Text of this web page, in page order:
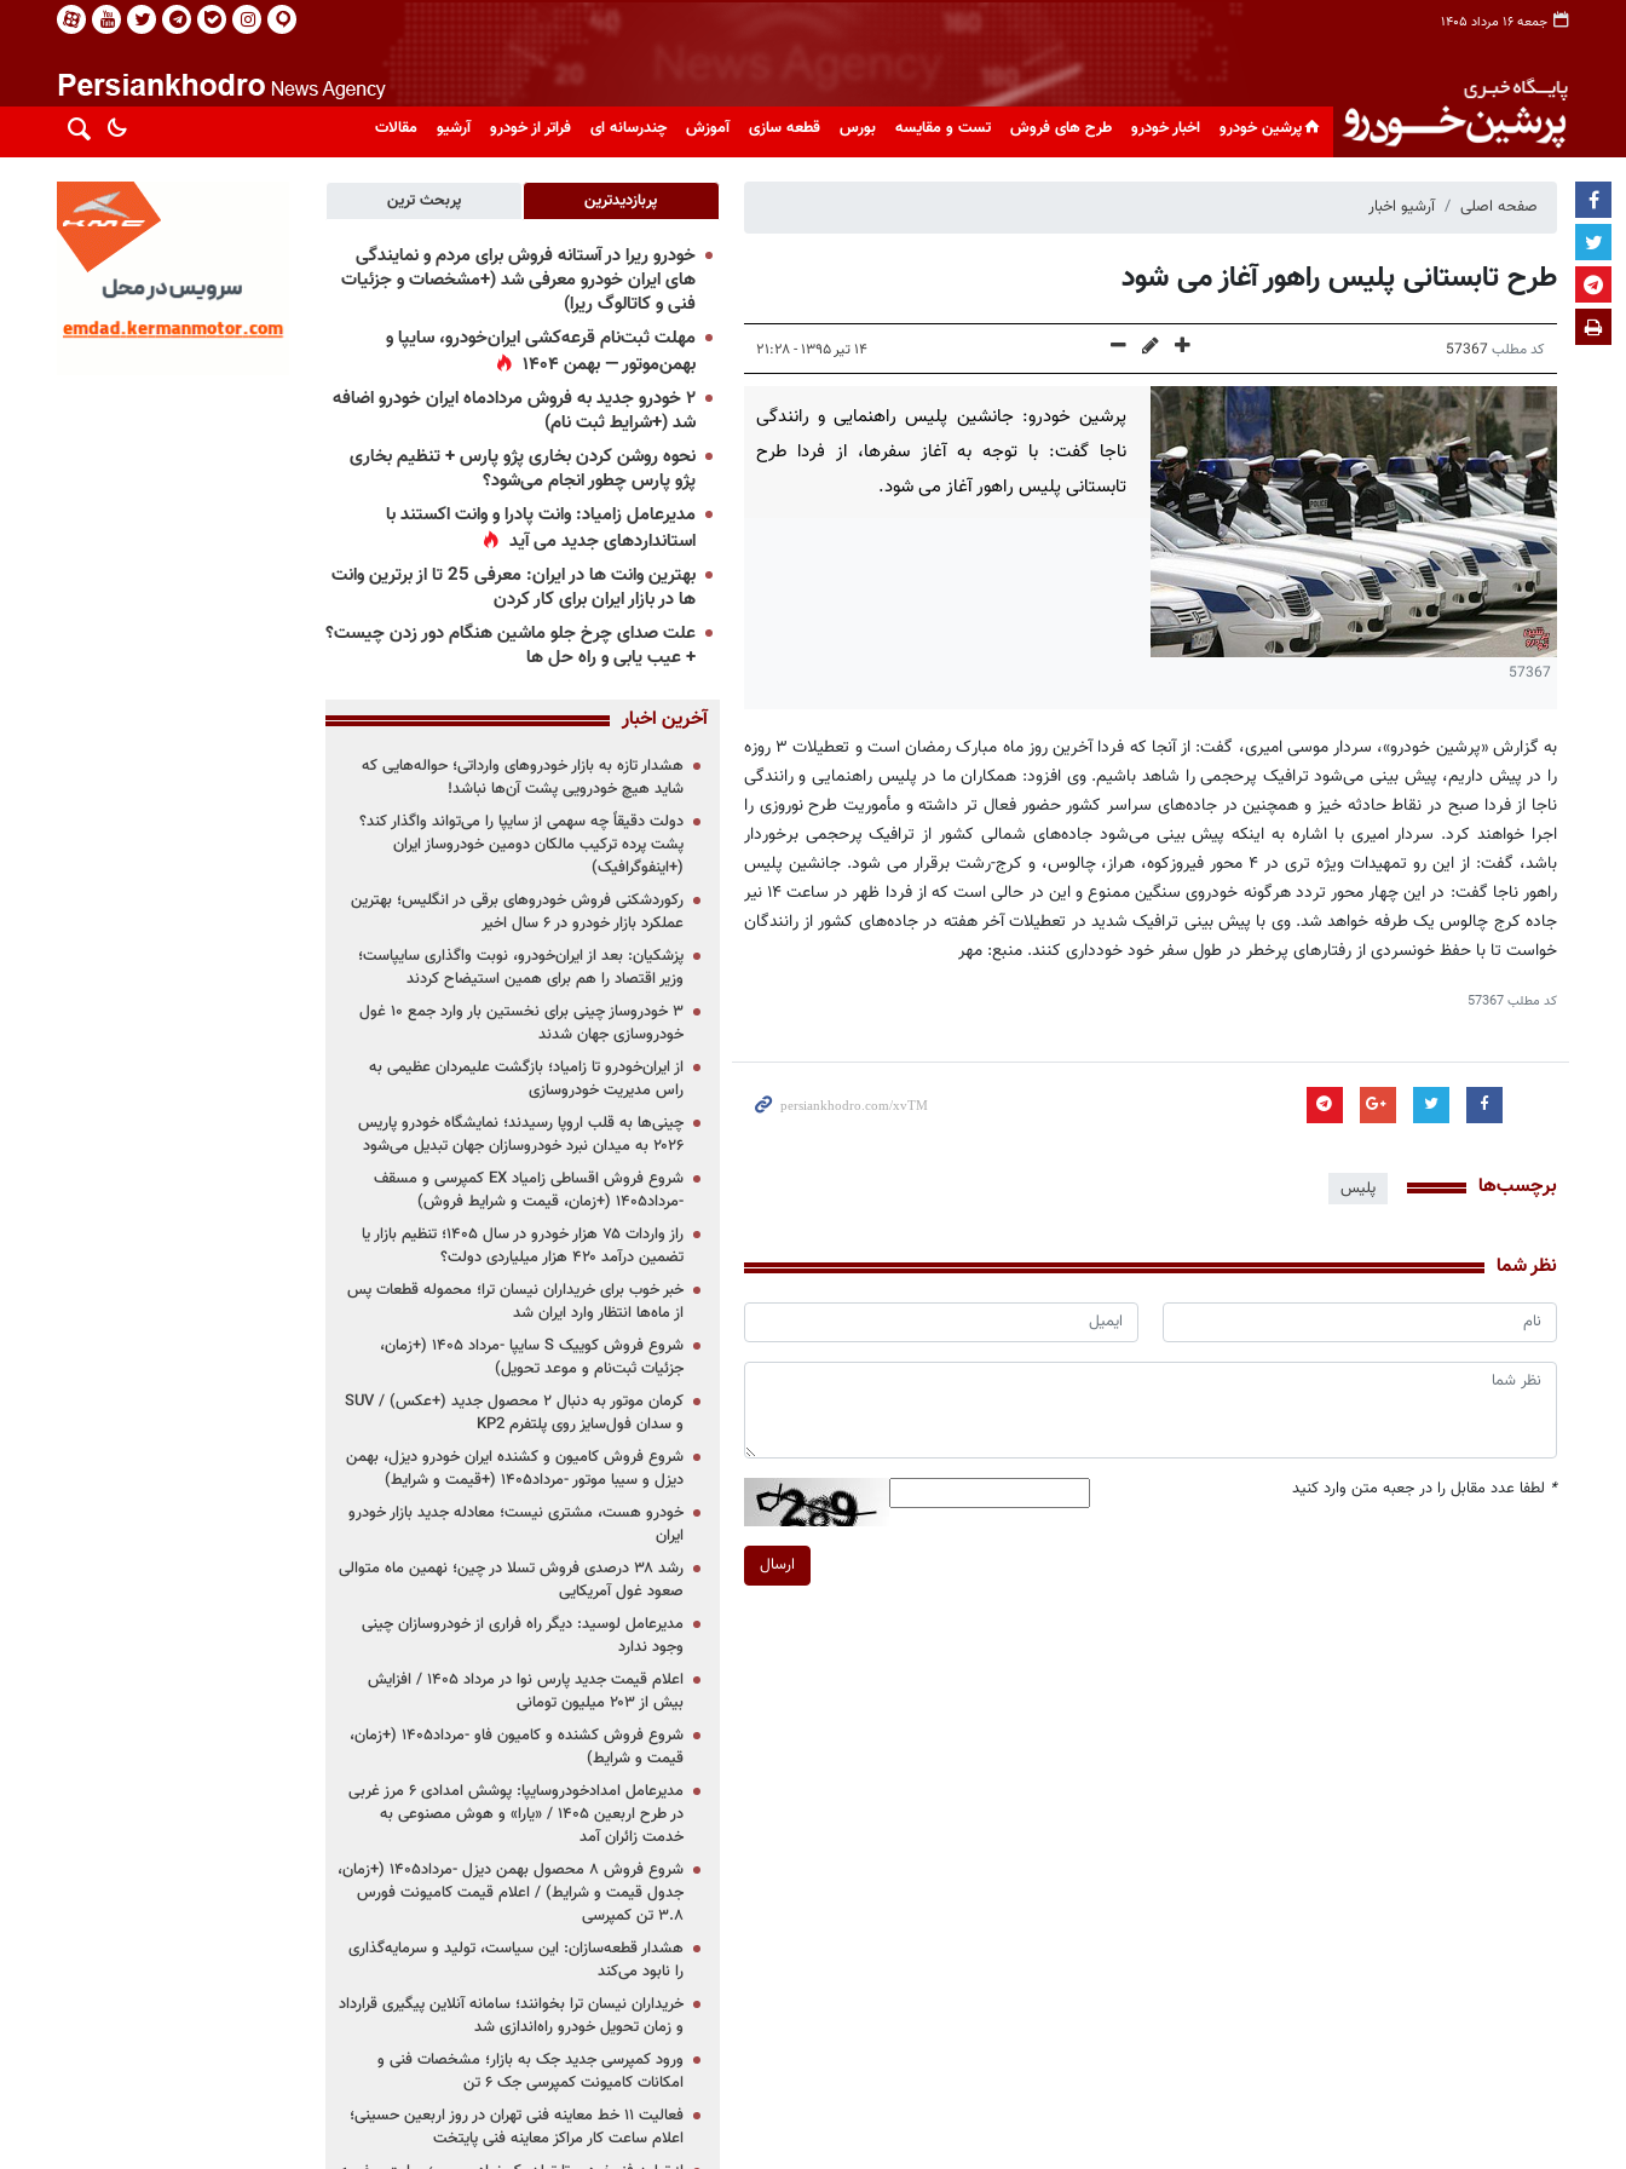
جمعه ۱۶ مرداد ۱۴۰۵
پرشین خودرو اخبار خودرو طرح های فروش تست و مقایسه بورس قطعه سازی آموزش چندرسانه ای فراتر از خودرو آرشیو مقالات
صفحه اصلی آرشیو اخبار
طرح تابستانی پلیس راهور آغاز می شود
کد مطلب 57367 ۱۴ تیر ۱۳۹۵ - ۲۱:۲۸
57367
پرشین خودرو: جانشین پلیس راهنمایی و رانندگی
ناجا گفت: با توجه به آغاز سفرها، از فردا طرح
تابستانی پلیس راهور آغاز می شود.
به گزارش «پرشین خودرو»، سردار موسی امیری، گفت: از آنجا که فردا آخرین روز ماه مبارک رمضان است و تعطیلات ۳ روزه
را در پیش داریم، پیش بینی می‌شود ترافیک پرحجمی را شاهد باشیم. وی افزود: همکاران ما در پلیس راهنمایی و رانندگی
ناجا از فردا صبح در نقاط حادثه خیز و همچنین در جاده‌های سراسر کشور حضور فعال تر داشته و مأموریت طرح نوروزی را
اجرا خواهند کرد. سردار امیری با اشاره به اینکه پیش بینی می‌شود جاده‌های شمالی کشور از ترافیک پرحجمی برخوردار
باشد، گفت: از این رو تمهیدات ویژه‌ تری در ۴ محور فیروزکوه، هراز، چالوس، و کرج-رشت برقرار می شود. جانشین پلیس
راهور ناجا گفت: در این چهار محور تردد هرگونه خودروی سنگین ممنوع و این در حالی است که از فردا ظهر در ساعت ۱۴ نیر
جاده کرج چالوس یک طرفه خواهد شد. وی با پیش بینی ترافیک شدید در تعطیلات آخر هفته در جاده‌های کشور از رانندگان
خواست تا با حفظ خونسردی از رفتارهای پرخطر در طول سفر خود خودداری کنند. منبع: مهر
کد مطلب57367
برچسب‌ها پلیس
نظر شما
* لطفا عدد مقابل را در جعبه متن وارد کنید
ارسال
پربازدیدترین پربحث ترین
خودرو ریرا در آستانه فروش برای مردم و نمایندگی
های ایران خودرو معرفی شد (+مشخصات و جزئیات
فنی و کاتالوگ ریرا)
مهلت ثبت‌نام قرعه‌کشی ایران‌خودرو، سایپا و
بهمن‌موتور — بهمن ۱۴۰۴
۲ خودرو جدید به فروش مردادماه ایران خودرو اضافه
شد (+شرایط ثبت نام)
نحوه روشن کردن بخاری پژو پارس + تنظیم بخاری
پژو پارس چطور انجام می‌شود؟
مدیرعامل زامیاد: وانت پادرا و وانت اکستند با
استانداردهای جدید می آید
بهترین وانت ها در ایران: معرفی 25 تا از برترین وانت
ها در بازار ایران برای کار کردن
علت صدای چرخ جلو ماشین هنگام دور زدن چیست؟
+ عیب یابی و راه حل ها
آخرین اخبار
هشدار تازه به بازار خودروهای وارداتی؛ حواله‌هایی که
شاید هیچ خودرویی پشت آن‌ها نباشد!
دولت دقیقاً چه سهمی از سایپا را می‌تواند واگذار کند؟
پشت پرده ترکیب مالکان دومین خودروساز ایران
(+اینفوگرافیک)
رکوردشکنی فروش خودروهای برقی در انگلیس؛ بهترین
عملکرد بازار خودرو در ۶ سال اخیر
پزشکیان: بعد از ایران‌خودرو، نوبت واگذاری سایپاست؛
وزیر اقتصاد را هم برای همین استیضاح کردند
۳ خودروساز چینی برای نخستین بار وارد جمع ۱۰ غول
خودروسازی جهان شدند
از ایران‌خودرو تا زامیاد؛ بازگشت علیمردان عظیمی به
راس مدیریت خودروسازی
چینی‌ها به قلب اروپا رسیدند؛ نمایشگاه خودرو پاریس
۲۰۲۶ به میدان نبرد خودروسازان جهان تبدیل می‌شود
شروع فروش اقساطی زامیاد EX کمپرسی و مسقف
-مرداد۱۴۰۵ (+زمان، قیمت و شرایط فروش)
راز واردات ۷۵ هزار خودرو در سال ۱۴۰۵؛ تنظیم بازار یا
تضمین درآمد ۴۲۰ هزار میلیاردی دولت؟
خبر خوب برای خریداران نیسان ترا؛ محموله قطعات پس
از ماه‌ها انتظار وارد ایران شد
شروع فروش کوییک S سایپا -مرداد ۱۴۰۵ (+زمان،
جزئیات ثبت‌نام و موعد تحویل)
کرمان موتور به دنبال ۲ محصول جدید (+عکس) / SUV
و سدان فول‌سایز روی پلتفرم KP2
شروع فروش کامیون و کشنده ایران خودرو دیزل، بهمن
دیزل و سیبا موتور -مرداد۱۴۰۵ (+قیمت و شرایط)
خودرو هست، مشتری نیست؛ معادله جدید بازار خودرو
ایران
رشد ۳۸ درصدی فروش تسلا در چین؛ نهمین ماه متوالی
صعود غول آمریکایی
مدیرعامل لوسید: دیگر راه فراری از خودروسازان چینی
وجود ندارد
اعلام قیمت جدید پارس نوا در مرداد ۱۴۰۵ / افزایش
بیش از ۲۰۳ میلیون تومانی
شروع فروش کشنده و کامیون فاو -مرداد۱۴۰۵ (+زمان،
قیمت و شرایط)
مدیرعامل امدادخودروسایپا: پوشش امدادی ۶ مرز غربی
در طرح اربعین ۱۴۰۵ / «یارا» و هوش مصنوعی به
خدمت زائران آمد
شروع فروش ۸ محصول بهمن دیزل -مرداد۱۴۰۵ (+زمان،
جدول قیمت و شرایط) / اعلام قیمت کامیونت فورس
۳.۸ تن کمپرسی
هشدار قطعه‌سازان: این سیاست، تولید و سرمایه‌گذاری
را نابود می‌کند
خریداران نیسان ترا بخوانند؛ سامانه آنلاین پیگیری قرارداد
و زمان تحویل خودرو راه‌اندازی شد
ورود کمپرسی جدید جک به بازار؛ مشخصات فنی و
امکانات کامیونت کمپرسی جک ۶ تن
فعالیت ۱۱ خط معاینه فنی تهران در روز اربعین حسینی؛
اعلام ساعت کار مراکز معاینه فنی پایتخت